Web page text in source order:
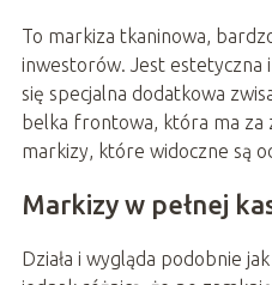
To markiza tkaninowa,
inwestorów. Jest estetyczna
się specjalna dodatkowa
belka frontowa, która ma za
markizy, które widoczne są
Markizy w pełnej
Działa i wygląda podobnie